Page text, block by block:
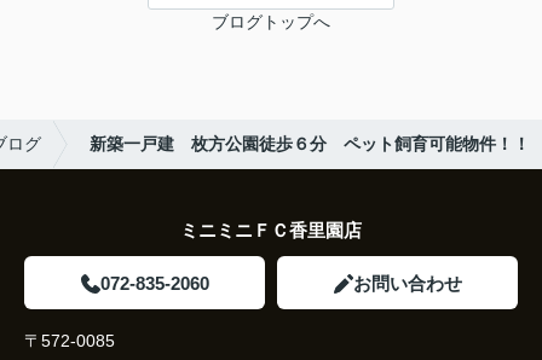
ブログトップへ
ログ 新築一戸建 枚方公園徒歩６分 ペット飼育可能物件！！
ミニミニＦＣ香里園店
072-835-2060 お問い合わせ
〒572-0085